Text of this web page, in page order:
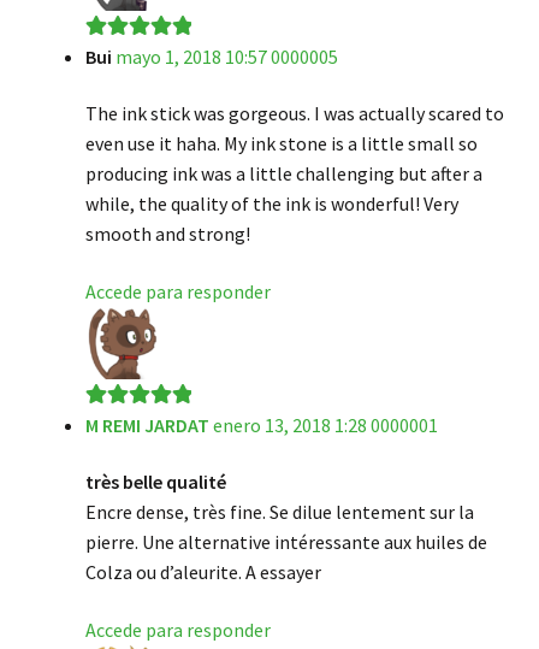
Valorado en
5
Bui mayo 1, 2018 10:57 0000005
The ink stick was gorgeous. I was actually scared to
even use it haha. My ink stone is a little small so
producing ink was a little challenging but after a
while, the quality of the ink is wonderful! Very
smooth and strong!
Accede para responder
Valorado en5
M REMI JARDAT enero 13, 2018 1:28 0000001
très belle qualité
Encre dense, très fine. Se dilue lentement sur la
pierre. Une alternative intéressante aux huiles de
Colza ou d’aleurite. A essayer
Accede para responder